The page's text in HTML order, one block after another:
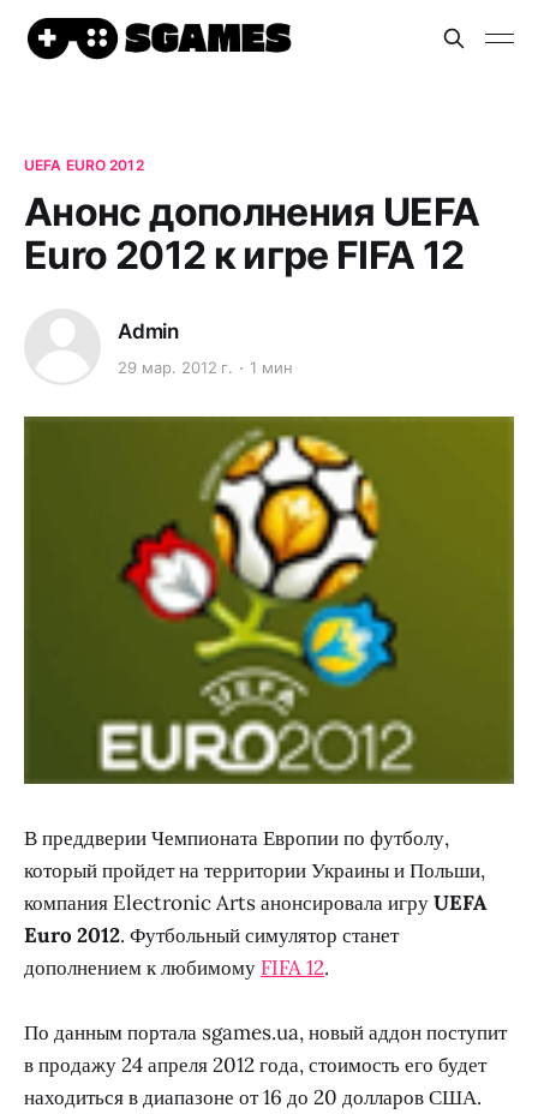
UEFA EURO 2012
Анонс дополнения UEFA
Euro 2012 к игре FIFA 12
Admin
29 мар. 2012 г. 1 мин
В преддверии Чемпионата Европии по футболу,
который пройдет на территории Украины и Польши,
компания Electronic Arts анонсировала игруUEFA
Euro 2012. Футбольный симулятор станет
дополнением к любимому FIFA 12.
По данным портала sgames.ua, новый аддон поступит
в продажу 24 апреля 2012 года, стоимость его будет
находиться в диапазоне от 16 до 20 долларов США.